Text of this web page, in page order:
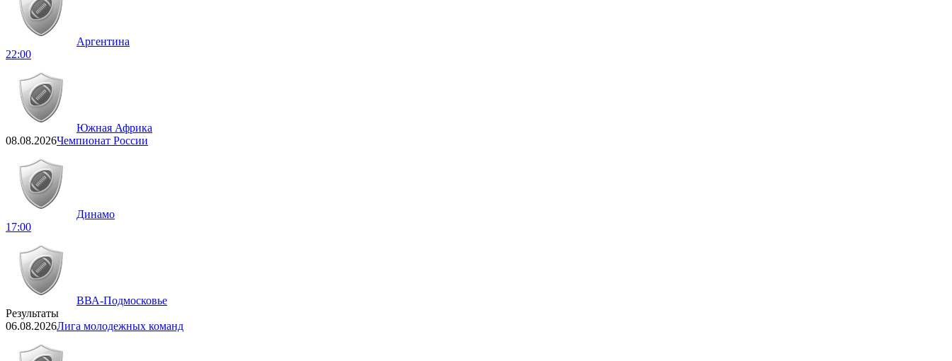
Аргентина
22:00
Южная Африка
08.08.2026Чемпионат России
Динамо
17:00
ВВА-Подмосковье
Результаты
06.08.2026Лига молодежных команд